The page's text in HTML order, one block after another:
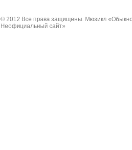
© 2012 Все права защищены. Мюзикл
Неофициальный сайт»